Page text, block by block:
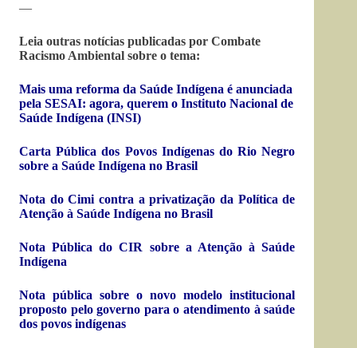
—
Leia outras notícias publicadas por Combate
Racismo Ambiental sobre o tema:
Mais uma reforma da Saúde Indígena é anunciada
pela SESAI: agora, querem o Instituto Nacional de
Saúde Indígena (INSI)
Carta Pública dos Povos Indígenas do Rio Negro
sobre a Saúde Indígena no Brasil
Nota do Cimi contra a privatização da Política de
Atenção à Saúde Indígena no Brasil
Nota Pública do CIR sobre a Atenção à Saúde
Indígena
Nota pública sobre o novo modelo institucional
proposto pelo governo para o atendimento à saúde
dos povos indígenas